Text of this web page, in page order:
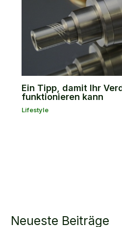
Ein Tipp, damit Ihr
funktionieren kann
Lifestyle
Neueste Beiträge